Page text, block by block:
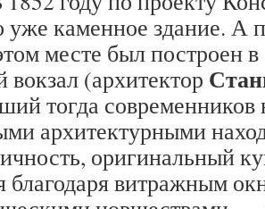
уже каменное здание. А
месте был построен
вокзал (архитектор
тогда современников
архитектурными
оригинальный
благодаря витражным